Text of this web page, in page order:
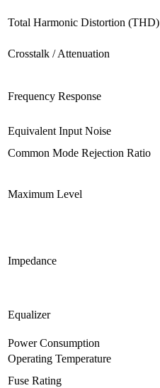
Total Harmonic Distortion (THD)
Crosstalk / Attenuation
Frequency Response
Equivalent Input Noise
Common Mode Rejection Ratio
Maximum Level
Impedance
Equalizer
Power Consumption
Operating Temperature
Fuse Rating